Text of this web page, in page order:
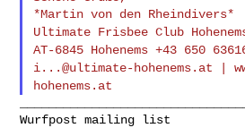
Ultimate Frisbee Club
AT-6845 Hohenems +43 650
i...@ultimate-hohenems.at |
hohenems.at